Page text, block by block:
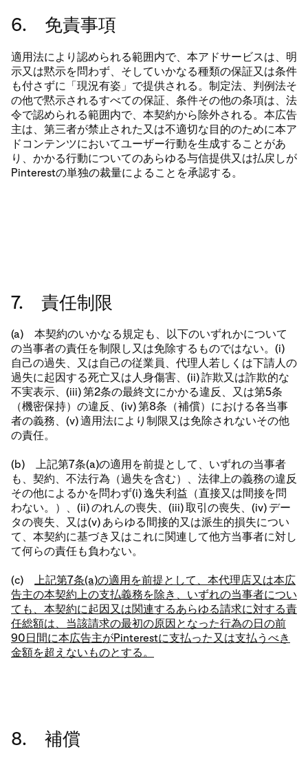
6. 免責事項
適用法により認められる範囲内で、本アドサービスは、明
示又は黙示を問わず、そしていかなる種類の保証又は条件
も付さずに「現況有姿」で提供される。制定法、判例法そ
の他で黙示されるすべての保証、条件その他の条項は、法
令で認められる範囲内で、本契約から除外される。本広告
主は、第三者が禁止された又は不適切な目的のために本ア
ドコンテンツにおいてユーザー行動を生成することがあ
り、かかる行動についてのあらゆる与信提供又は払戻しが
Pinterestの単独の裁量によることを承認する。
7. 責任制限
(a) 本契約のいかなる規定も、以下のいずれかについて
の当事者の責任を制限し又は免除するものではない。(i)
自己の過失、又は自己の従業員、代理人若しくは下請人の
過失に起因する死亡又は人身傷害、(ii) 詐欺又は詐欺的な
不実表示、(iii) 第2条の最終文にかかる違反、又は第5条
（機密保持）の違反、(iv) 第8条（補償）における各当事
者の義務、(v) 適用法により制限又は免除されないその他
の責任。
(b) 上記第7条(a)の適用を前提として、いずれの当事者
も、契約、不法行為（過失を含む）、法律上の義務の違反
その他によるかを問わず(i) 逸失利益（直接又は間接を問
わない。）、(ii) のれんの喪失、(iii) 取引の喪失、(iv) デー
タの喪失、又は(v) あらゆる間接的又は派生的損失につい
て、本契約に基づき又はこれに関連して他方当事者に対し
て何らの責任も負わない。
(c) 上記第7条(a)の適用を前提として、本代理店又は本広
告主の本契約上の支払義務を除き、いずれの当事者につい
ても、本契約に起因又は関連するあらゆる請求に対する責
任総額は、当該請求の最初の原因となった行為の日の前
90日間に本広告主がPinterestに支払った又は支払うべき
金額を超えないものとする。
8. 補償